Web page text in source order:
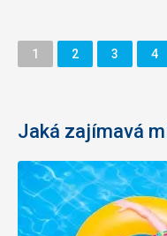
Stránka
1 Stránka
2 Stránka
3 4
Jaká zajímavá